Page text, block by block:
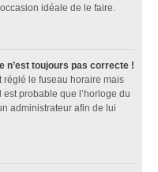
idéale de le faire.
n’est toujours pas correcte !
réglé le fuseau horaire mais
est probable que l’horloge du
administrateur afin de lui